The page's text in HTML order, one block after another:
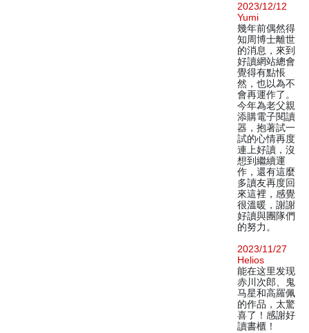
2023/12/12
Yumi
幾年前偶然得
知周博士離世
的消息，來到
好讀網站總會
覺得有點悵
然，也以為不
會再運作了。
今年為老父親
添購電子閱讀
器，抱著試一
試的心情再度
連上好讀，沒
想到繼續運
作，還有這麼
多讀友再度回
來這裡，感覺
很溫暖，謝謝
好讀與團隊們
的努力。
2023/11/27
Helios
能在这里发现
赤川次郎、鬼
马星和高羅佩
的作品，太驚
喜了！感謝好
讀書櫃！